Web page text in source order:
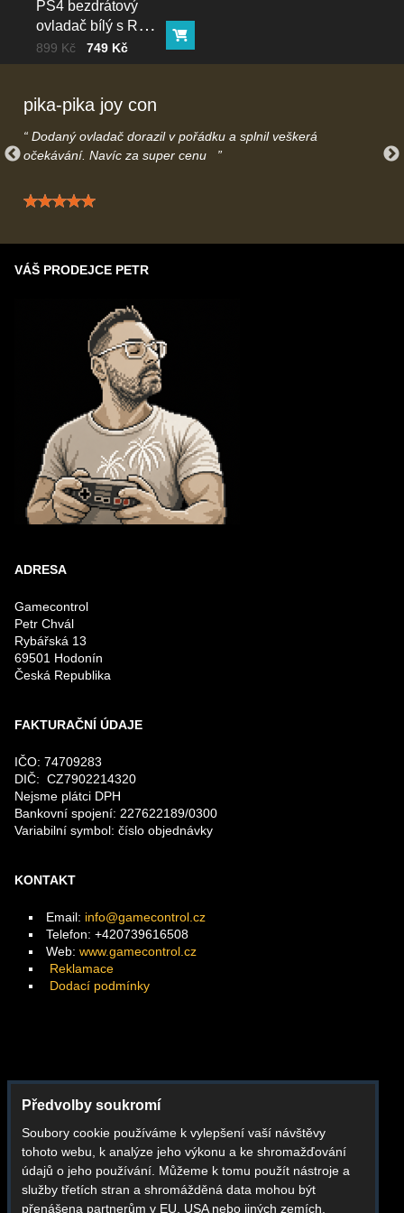
jednoduše objednávku přes e-mail/telefonicky stornovat.
Máte otázky ohledně dodání? Kontaktujte nás na
info@gamecontrol.cz
PS4 bezdrátový
ovladač bílý s RGB
podsvícením
Cena bez DPH
749 Kč
Před slevou:
899 Kč Do košíku
pika-pika joy con
Dodaný ovladač dorazil v pořádku a splnil veškerá
očekávání. Navíc za super cenu
Hodnocení: 5 / 5
VÁŠ PRODEJCE PETR
ADRESA
Gamecontrol
Petr Chvál
Rybářská 13
69501 Hodonín
Česká Republika
FAKTURAČNÍ ÚDAJE
IČO: 74709283
DIČ: CZ7902214320
Nejsme plátci DPH
Bankovní spojení: 227622189/0300
Variabilní symbol: číslo objednávky
KONTAKT
Email: info@gamecontrol.cz
Telefon: +420739616508
Web: www.gamecontrol.cz
Reklamace
Dodací podmínky
Instagram
Youtube
Whatsapp
Předvolby soukromí
Soubory cookie používáme k vylepšení vaší návštěvy
tohoto webu, k analýze jeho výkonu a ke shromažďování
údajů o jeho používání. Můžeme k tomu použít nástroje a
služby třetích stran a shromážděná data mohou být
přenášena partnerům v EU, USA nebo jiných zemích.